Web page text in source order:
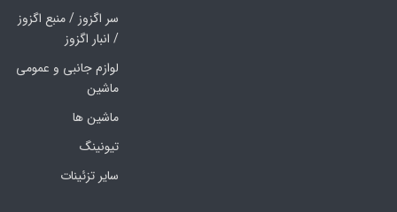
سر اگزوز / منبع اگزوز
/ انبار اگزوز
لوازم جانبی و عمومی
ماشین
ماشین ها
تیونینگ
سایر تزئینات